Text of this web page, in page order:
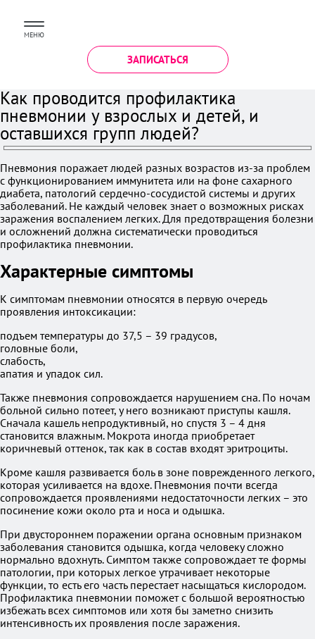
МЕНЮ
ЗАПИСАТЬСЯ
Как проводится профилактика
пневмонии у взрослых и детей, и
оставшихся групп людей?
Пневмония поражает людей разных возрастов из-за проблем
с функционированием иммунитета или на фоне сахарного
диабета, патологий сердечно-сосудистой системы и других
заболеваний. Не каждый человек знает о возможных рисках
заражения воспалением легких. Для предотвращения болезни
и осложнений должна систематически проводиться
профилактика пневмонии.
Характерные симптомы
К симптомам пневмонии относятся в первую очередь
проявления интоксикации:
подъем температуры до 37,5 – 39 градусов,
головные боли,
слабость,
апатия и упадок сил.
Также пневмония сопровождается нарушением сна. По ночам
больной сильно потеет, у него возникают приступы кашля.
Сначала кашель непродуктивный, но спустя 3 – 4 дня
становится влажным. Мокрота иногда приобретает
коричневый оттенок, так как в состав входят эритроциты.
Кроме кашля развивается боль в зоне поврежденного легкого,
которая усиливается на вдохе. Пневмония почти всегда
сопровождается проявлениями недостаточности легких – это
посинение кожи около рта и носа и одышка.
При двустороннем поражении органа основным признаком
заболевания становится одышка, когда человеку сложно
нормально вдохнуть. Симптом также сопровождает те формы
патологии, при которых легкое утрачивает некоторые
функции, то есть его часть перестает насыщаться кислородом.
Профилактика пневмонии поможет с большой вероятностью
избежать всех симптомов или хотя бы заметно снизить
интенсивность их проявления после заражения.